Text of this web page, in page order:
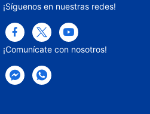
¡Síguenos en nuestras redes!
¡Comunícate con nosotros!